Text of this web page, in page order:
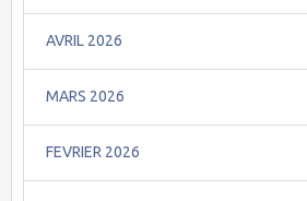
AVRIL 2026
MARS 2026
FEVRIER 2026